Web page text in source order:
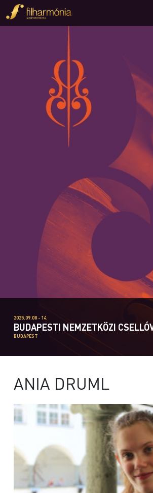
2025.09.08 - 14.
BUDAPESTI NEMZETKÖZI
BUDAPEST
ANIA DRUML